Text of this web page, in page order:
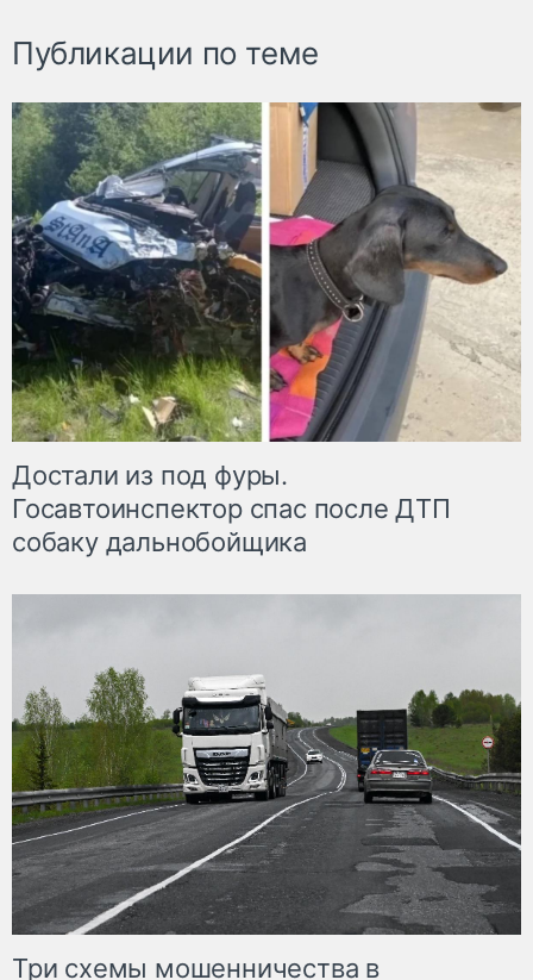
Публикации по теме
Достали из под фуры.
Госавтоинспектор спас после ДТП
собаку дальнобойщика
Три схемы мошенничества в